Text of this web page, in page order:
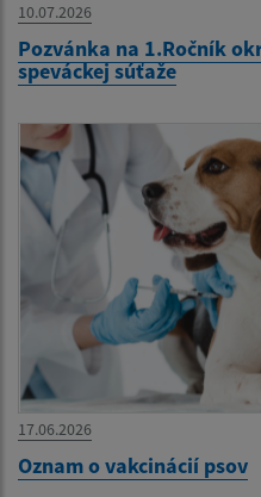
10.07.2026
Pozvánka na 1.Ročník
speváckej súťaže
17.06.2026
Oznam o vakcinácií psov